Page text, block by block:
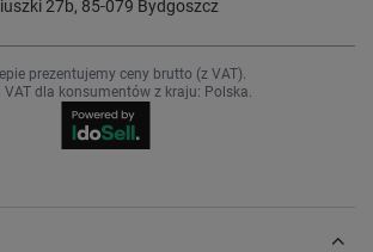
27b, 85-079 Bydgoszcz
prezentujemy ceny brutto (z VAT).
VAT dla konsumentów z kraju: Polska.